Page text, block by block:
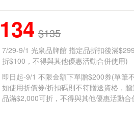
134 $135
7/29-9/1 光泉品牌館 指定品折扣後滿
折$100，不得與其他優惠活動合併使用)
即日起-9/1 不限金額下單贈$200券(單筆
如使用折價券/折扣碼則不符贈送資格，
品滿$2,000可折，不得與其他優惠活動合